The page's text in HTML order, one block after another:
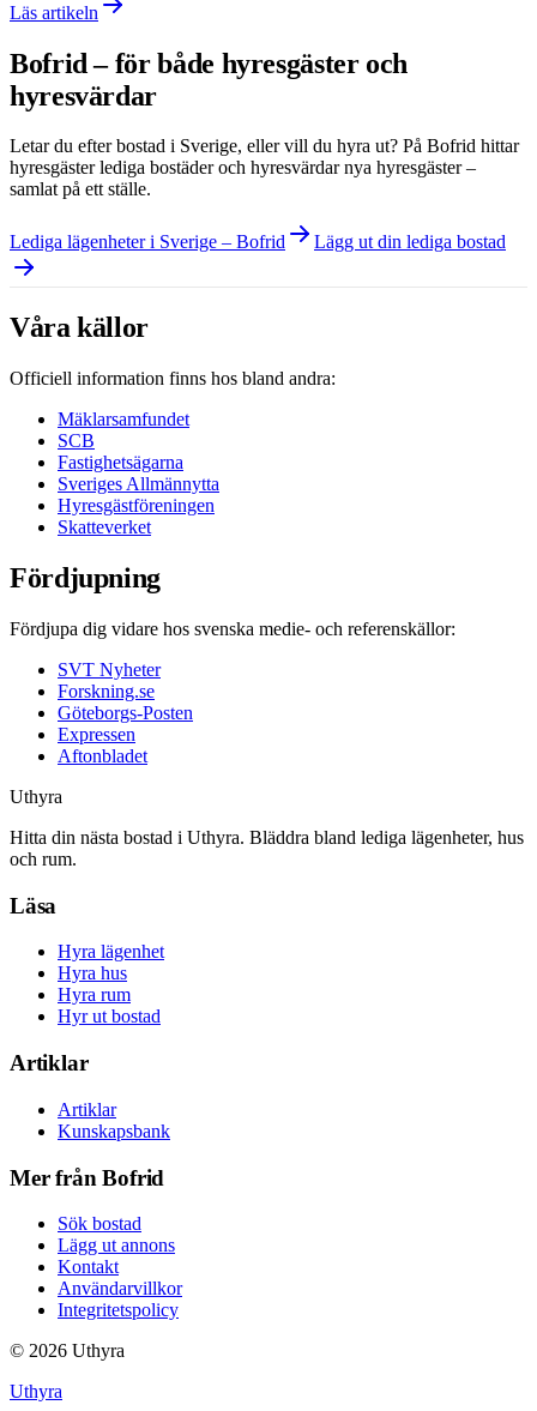
Läs artikeln
Bofrid – för både hyresgäster och
hyresvärdar
Letar du efter bostad i Sverige, eller vill du hyra ut? På Bofrid hittar
hyresgäster lediga bostäder och hyresvärdar nya hyresgäster –
samlat på ett ställe.
Lediga lägenheter i Sverige – Bofrid Lägg ut din lediga bostad
Våra källor
Officiell information finns hos bland andra:
Mäklarsamfundet
SCB
Fastighetsägarna
Sveriges Allmännytta
Hyresgästföreningen
Skatteverket
Fördjupning
Fördjupa dig vidare hos svenska medie- och referenskällor:
SVT Nyheter
Forskning.se
Göteborgs-Posten
Expressen
Aftonbladet
Uthyra
Hitta din nästa bostad i Uthyra. Bläddra bland lediga lägenheter, hus
och rum.
Läsa
Hyra lägenhet
Hyra hus
Hyra rum
Hyr ut bostad
Artiklar
Artiklar
Kunskapsbank
Mer från Bofrid
Sök bostad
Lägg ut annons
Kontakt
Användarvillkor
Integritetspolicy
© 2026 Uthyra
Uthyra